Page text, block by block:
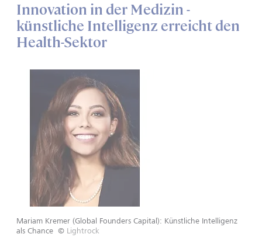
Innovation in der Medizin -
künstliche Intelligenz erreicht den
Health-Sektor
Mariam Kremer (Global Founders Capital): Künstliche Intelligenz
als Chance © Lightrock